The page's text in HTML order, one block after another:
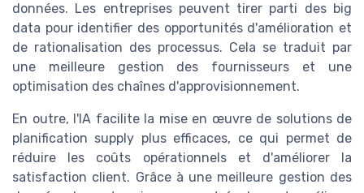
données. Les entreprises peuvent tirer parti des big
data pour identifier des opportunités d'amélioration et
de rationalisation des processus. Cela se traduit par
une meilleure gestion des fournisseurs et une
optimisation des chaînes d'approvisionnement.
En outre, l'IA facilite la mise en œuvre de solutions de
planification supply plus efficaces, ce qui permet de
réduire les coûts opérationnels et d'améliorer la
satisfaction client. Grâce à une meilleure gestion des